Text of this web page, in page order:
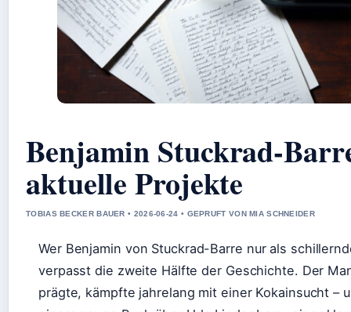
Benjamin Stuckrad-
aktuelle Projekte
TOBIAS BECKER BAUER • 2026-06-24 • GEPRUFT VON MIA SCHNEIDER
Wer Benjamin von Stuckrad-Barre nur als
verpasst die zweite Hälfte der Geschichte. Der
prägte, kämpfte jahrelang mit einer Kokainsucht